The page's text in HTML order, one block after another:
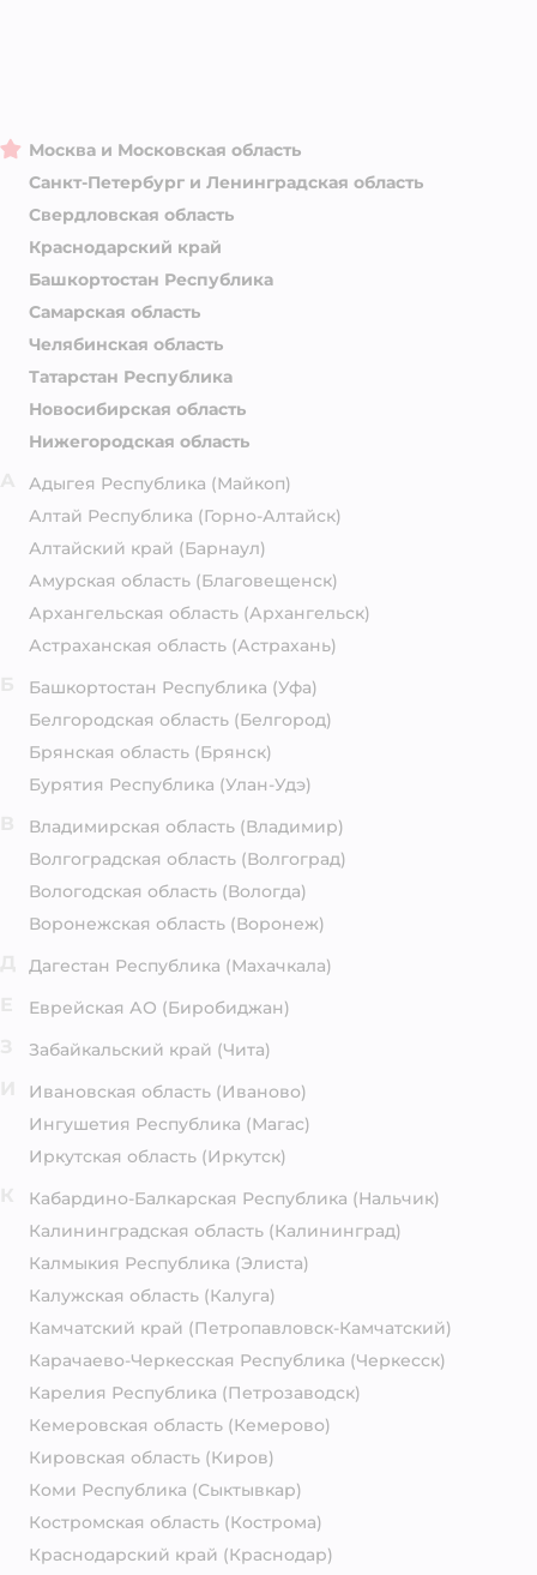
Москва и Московская область
Санкт-Петербург и Ленинградская область
Свердловская область
Краснодарский край
Башкортостан Республика
Самарская область
Челябинская область
Татарстан Республика
Новосибирская область
Нижегородская область
Адыгея Республика (Майкоп)
Алтай Республика (Горно-Алтайск)
Алтайский край (Барнаул)
Амурская область (Благовещенск)
Архангельская область (Архангельск)
Астраханская область (Астрахань)
Башкортостан Республика (Уфа)
Белгородская область (Белгород)
Брянская область (Брянск)
Бурятия Республика (Улан-Удэ)
Владимирская область (Владимир)
Волгоградская область (Волгоград)
Вологодская область (Вологда)
Воронежская область (Воронеж)
Дагестан Республика (Махачкала)
Еврейская АО (Биробиджан)
Забайкальский край (Чита)
Ивановская область (Иваново)
Ингушетия Республика (Магас)
Иркутская область (Иркутск)
Кабардино-Балкарская Республика (Нальчик)
Калининградская область (Калининград)
Калмыкия Республика (Элиста)
Калужская область (Калуга)
Камчатский край (Петропавловск-Камчатский)
Карачаево-Черкесская Республика (Черкесск)
Карелия Республика (Петрозаводск)
Кемеровская область (Кемерово)
Кировская область (Киров)
Коми Республика (Сыктывкар)
Костромская область (Кострома)
Краснодарский край (Краснодар)